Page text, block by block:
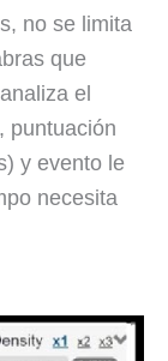
no se limita
que
el
puntuación
y evento le
necesita